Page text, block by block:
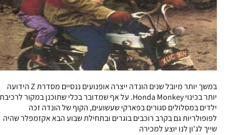
במשך יותר מיובל שנים הונדה ייצרה אופנועים ננסיים מסדרת Z הידועה
יותר בכינוי Honda Monkey. על אף שמדובר בכלי שתוכנן במקור לרכיבת
ילדים במסלולים סגורים בפארקי שעשועים, הקוף של הונדה זכה
לפופולריות גם בקרב רוכבים בוגרים ובתחילת שבוע הבא אקזמפלר שהיה
שייך לג'ון לנו יוצע למכירה